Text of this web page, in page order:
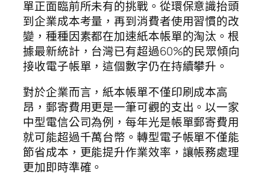
單正面臨前所未有的挑戰。從環保意識抬頭
到企業成本考量，再到消費者使用習慣的改
變，種種因素都在加速紙本帳單的淘汰。根
據最新統計，台灣已有超過60%的民眾傾向
接收電子帳單，這個數字仍在持續攀升。
對於企業而言，紙本帳單不僅印刷成本高
昂，郵寄費用更是一筆可觀的支出。以一家
中型電信公司為例，每年光是帳單郵寄費用
就可能超過千萬台幣。轉型電子帳單不僅能
節省成本，更能提升作業效率，讓帳務處理
更加即時準確。